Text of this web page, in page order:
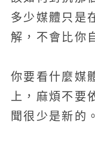
多少媒體只是
解，不會比你
你要看什麼媒
上，麻煩不要
聞很少是新的。